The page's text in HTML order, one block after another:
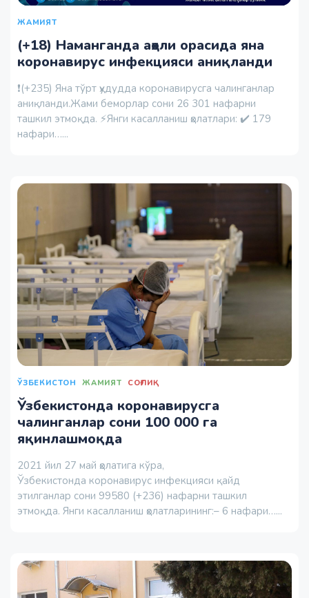
ЖАМИЯТ
(+18) Наманганда аҳоли орасида яна
коронавирус инфекцияси аниқланди
❗️(+235) Яна тўрт ҳудудда коронавирусга чалинганлар
аниқланди.Жами беморлар сони 26 301 нафарни
ташкил этмоқда. ⚡️Янги касалланиш ҳолатлари: ✔️ 179
нафари…...
ЎЗБЕКИСТОН ЖАМИЯТ СОҒЛИҚ
Ўзбекистонда коронавирусга
чалинганлар сони 100 000 га
яқинлашмоқда
2021 йил 27 май ҳолатига кўра,
Ўзбекистонда коронавирус инфекцияси қайд
этилганлар сони 99580 (+236) нафарни ташкил
этмоқда. Янги касалланиш ҳолатларининг:– 6 нафари…...